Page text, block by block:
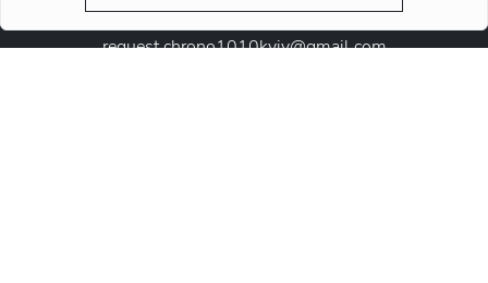
request.chrono1010kyiv@gmail.com